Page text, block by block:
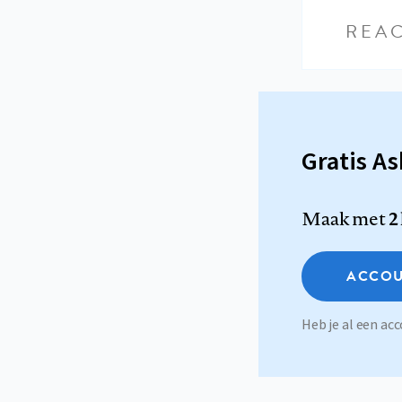
Gratis
Maak met
Heb je al een